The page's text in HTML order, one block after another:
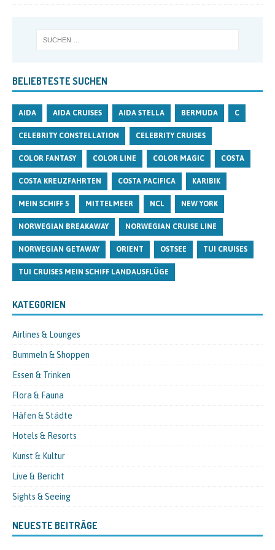
BELIEBTESTE SUCHEN
AIDA AIDA CRUISES AIDA STELLA BERMUDA C
CELEBRITY CONSTELLATION CELEBRITY CRUISES
COLOR FANTASY COLOR LINE COLOR MAGIC COSTA
COSTA KREUZFAHRTEN COSTA PACIFICA KARIBIK
MEIN SCHIFF 5 MITTELMEER NCL NEW YORK
NORWEGIAN BREAKAWAY NORWEGIAN CRUISE LINE
NORWEGIAN GETAWAY ORIENT OSTSEE TUI CRUISES
TUI CRUISES MEIN SCHIFF LANDAUSFLÜGE
KATEGORIEN
Airlines & Lounges
Bummeln & Shoppen
Essen & Trinken
Flora & Fauna
Häfen & Städte
Hotels & Resorts
Kunst & Kultur
Live & Bericht
Sights & Seeing
NEUESTE BEITRÄGE